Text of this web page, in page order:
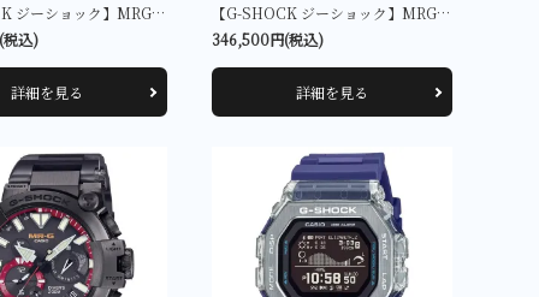
【G-SHOCK ジーショック】MRG-B2000B-1A4JR
込)
詳細を見る
【G-SHOCK ジーショック】MRG-B2000B-1A1JR
346,500円(税込)
詳細を見る